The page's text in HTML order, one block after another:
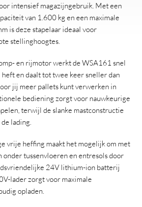
intensief magazijngebruik. Met een
van 1.600 kg en een maximale
is deze stapelaar ideaal voor
stellinghoogtes.
en rijmotor werkt de WSA161 snel
en daalt tot twee keer sneller dan
jij meer pallets kunt verwerken in
bediening zorgt voor nauwkeurige
terwijl de slanke mastconstructie
lading.
vrije heffing maakt het mogelijk om met
onder tussenvloeren en entresols door
24V lithium-ion batterij
lader zorgt voor maximale
opladen.